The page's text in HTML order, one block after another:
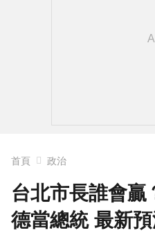
首頁 政治
台北市長誰會贏
德當總統 最新